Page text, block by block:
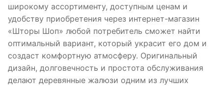
широкому ассортименту, доступным ценам и
удобству приобретения через интернет-магазин
«Шторы Шоп» любой потребитель сможет найти
оптимальный вариант, который украсит его дом и
создаст комфортную атмосферу. Оригинальный
дизайн, долговечность и простота обслуживания
делают деревянные жалюзи одним из лучших